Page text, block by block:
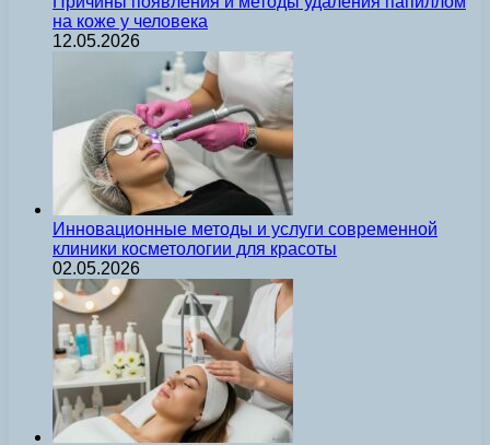
на коже у человека
12.05.2026
Инновационные методы и услуги современной
клиники косметологии для красоты
02.05.2026